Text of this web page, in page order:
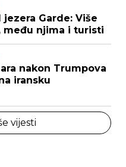
Garde: Više
među njima i turisti
nakon Trumpova
iransku
vijesti